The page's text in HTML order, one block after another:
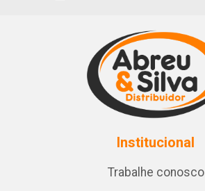
Institucional
Trabalhe conosco